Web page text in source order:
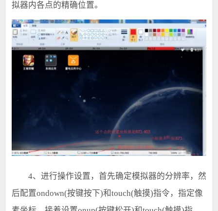
拟器内各点的精确位置。
4、进行操作设置，首先确定模拟器的分辨率，然
后配置ondown(按键按下)和touch(触摸)指令，指定像